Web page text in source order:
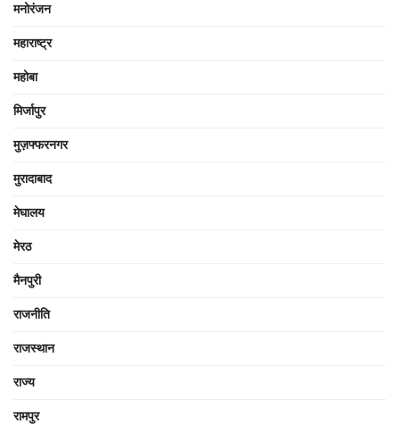
मनोरंजन
महाराष्ट्र
महोबा
मिर्जापुर
मुज़फ्फरनगर
मुरादाबाद
मेघालय
मेरठ
मैनपुरी
राजनीति
राजस्थान
राज्य
रामपुर